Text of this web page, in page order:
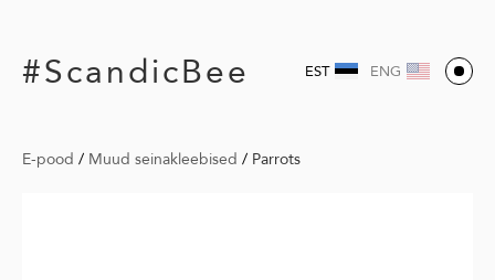
#ScandicBee EST ENG
E-pood / Muud seinakleebised / Parrots